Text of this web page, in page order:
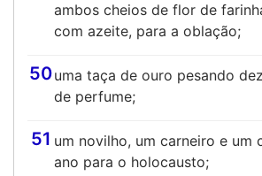
ambos cheios de flor de
com azeite, para a oblação;
50uma taça de ouro pesando
de perfume;
51 um novilho, um carneiro e um
ano para o holocausto;